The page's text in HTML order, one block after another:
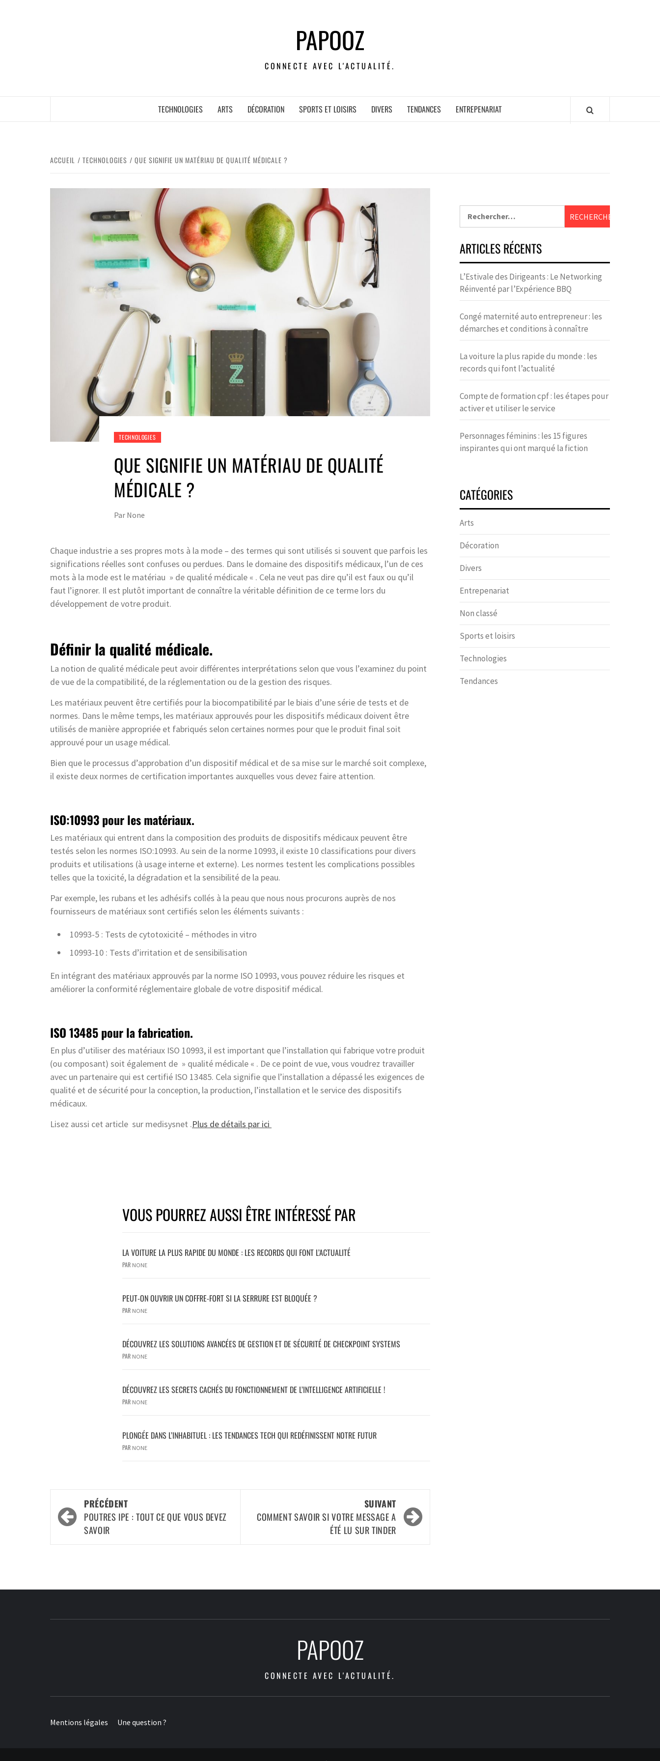
PAPOOZ
CONNECTE AVEC L'ACTUALITÉ.
TECHNOLOGIES ARTS DÉCORATION SPORTS ET LOISIRS DIVERS TENDANCES ENTREPENARIAT
ACCUEIL TECHNOLOGIES QUE SIGNIFIE UN MATÉRIAU DE QUALITÉ MÉDICALE ?
TECHNOLOGIES
QUE SIGNIFIE UN MATÉRIAU DE QUALITÉ
MÉDICALE ?
Par None
Chaque industrie a ses propres mots à la mode – des termes qui sont utilisés si souvent que parfois les
significations réelles sont confuses ou perdues. Dans le domaine des dispositifs médicaux, l’un de ces
mots à la mode est le matériau » de qualité médicale « . Cela ne veut pas dire qu’il est faux ou qu’il
faut l’ignorer. Il est plutôt important de connaître la véritable définition de ce terme lors du
développement de votre produit.
Définir la qualité médicale.
La notion de qualité médicale peut avoir différentes interprétations selon que vous l’examinez du point
de vue de la compatibilité, de la réglementation ou de la gestion des risques.
Les matériaux peuvent être certifiés pour la biocompatibilité par le biais d’une série de tests et de
normes. Dans le même temps, les matériaux approuvés pour les dispositifs médicaux doivent être
utilisés de manière appropriée et fabriqués selon certaines normes pour que le produit final soit
approuvé pour un usage médical.
Bien que le processus d’approbation d’un dispositif médical et de sa mise sur le marché soit complexe,
il existe deux normes de certification importantes auxquelles vous devez faire attention.
ISO:10993 pour les matériaux.
Les matériaux qui entrent dans la composition des produits de dispositifs médicaux peuvent être
testés selon les normes ISO:10993. Au sein de la norme 10993, il existe 10 classifications pour divers
produits et utilisations (à usage interne et externe). Les normes testent les complications possibles
telles que la toxicité, la dégradation et la sensibilité de la peau.
Par exemple, les rubans et les adhésifs collés à la peau que nous nous procurons auprès de nos
fournisseurs de matériaux sont certifiés selon les éléments suivants :
10993-5 : Tests de cytotoxicité – méthodes in vitro
10993-10 : Tests d’irritation et de sensibilisation
En intégrant des matériaux approuvés par la norme ISO 10993, vous pouvez réduire les risques et
améliorer la conformité réglementaire globale de votre dispositif médical.
ISO 13485 pour la fabrication.
En plus d’utiliser des matériaux ISO 10993, il est important que l’installation qui fabrique votre produit
(ou composant) soit également de » qualité médicale « . De ce point de vue, vous voudrez travailler
avec un partenaire qui est certifié ISO 13485. Cela signifie que l’installation a dépassé les exigences de
qualité et de sécurité pour la conception, la production, l’installation et le service des dispositifs
médicaux.
Lisez aussi cet article sur medisysnet .Plus de détails par ici
VOUS POURREZ AUSSI ÊTRE INTÉRESSÉ PAR
LA VOITURE LA PLUS RAPIDE DU MONDE : LES RECORDS QUI FONT L’ACTUALITÉ
PAR NONE
PEUT-ON OUVRIR UN COFFRE-FORT SI LA SERRURE EST BLOQUÉE ?
PAR NONE
DÉCOUVREZ LES SOLUTIONS AVANCÉES DE GESTION ET DE SÉCURITÉ DE CHECKPOINT SYSTEMS
PAR NONE
DÉCOUVREZ LES SECRETS CACHÉS DU FONCTIONNEMENT DE L’INTELLIGENCE ARTIFICIELLE !
PAR NONE
PLONGÉE DANS L’INHABITUEL : LES TENDANCES TECH QUI REDÉFINISSENT NOTRE FUTUR
PAR NONE
PRÉCÉDENT
POUTRES IPE : TOUT CE QUE VOUS DEVEZ
SAVOIR
SUIVANT
COMMENT SAVOIR SI VOTRE MESSAGE A
ÉTÉ LU SUR TINDER
ARTICLES RÉCENTS
L’Estivale des Dirigeants : Le Networking
Réinventé par l’Expérience BBQ
Congé maternité auto entrepreneur : les
démarches et conditions à connaître
La voiture la plus rapide du monde : les
records qui font l’actualité
Compte de formation cpf : les étapes pour
activer et utiliser le service
Personnages féminins : les 15 figures
inspirantes qui ont marqué la fiction
CATÉGORIES
Arts
Décoration
Divers
Entrepenariat
Non classé
Sports et loisirs
Technologies
Tendances
PAPOOZ
CONNECTE AVEC L'ACTUALITÉ.
Mentions légales Une question ?